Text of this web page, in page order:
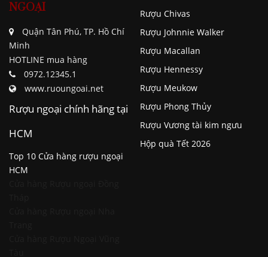
NGOẠI
Quận Tân Phú, TP. Hồ Chí
Minh
HOTLINE mua hàng
0972.12345.1
www.ruoungoai.net
Rượu ngoại chính hãng tại
HCM
Top 10 Cửa hàng rượu ngoại
HCM
Rượu Chivas
Rượu Johnnie Walker
Rượu Macallan
Rượu Hennessy
Rượu Meukow
Rượu Phong Thủy
Rượu Vương tài kim ngưu
Hộp quà Tết 2026